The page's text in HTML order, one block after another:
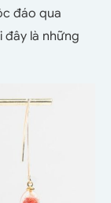
đáo qua
đây là những